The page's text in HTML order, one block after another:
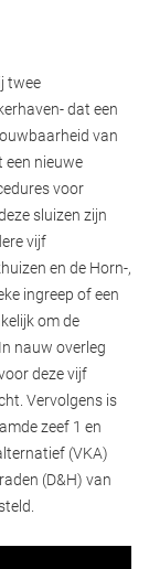
twee
dat een
van
nieuwe
voor
sluizen zijn
vijf
en de Horn-,
ingreep of een
om de
nauw overleg
deze vijf
Vervolgens is
zeef 1 en
(VKA)
(D&H) van